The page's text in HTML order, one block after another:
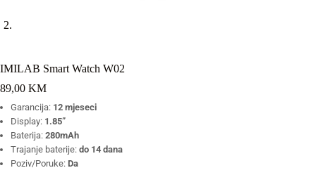
IMILAB Smart Watch W02
89,00 KM
Garancija: 12 mjeseci
Display: 1.85”
Baterija: 280mAh
Trajanje baterije: do 14 dana
Poziv/Poruke: Da